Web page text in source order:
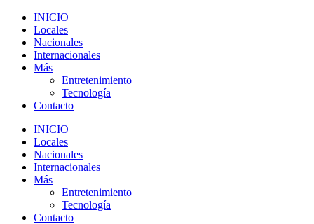
INICIO
Locales
Nacionales
Internacionales
Más
Entretenimiento
Tecnología
Contacto
INICIO
Locales
Nacionales
Internacionales
Más
Entretenimiento
Tecnología
Contacto